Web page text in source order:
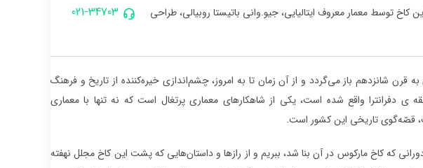
021-34703
شد. این کاخ توسط معمار معروف ایتالیایی، جیو.وانی باتیستا روبیالی، طراحی
قرن شانزدهم باز می‌گردد و از آن زمان تا به امروز، چشم‌اندازی خیره‌کننده از تاریخ و فرهنگ
ی دفرانترا واقع شده است، یکی از شاهکارهای معماری پرتغال است که نه تنها با معماری
قصّه‌گوی تاریخی این کشور است.
که کاخ مارکوس در آن بنا شد، ببریم و از رازها و داستان‌هایی که پشت این کاخ مجلل نهفته